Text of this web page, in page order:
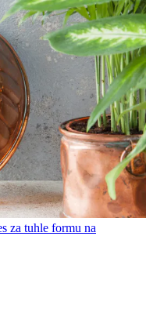
za tuhle formu na